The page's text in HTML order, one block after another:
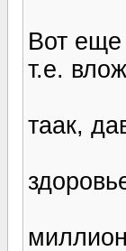
Вот еще
т.е.
таак,